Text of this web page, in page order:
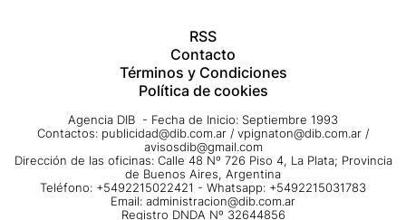
RSS
Contacto
Términos y Condiciones
Política de cookies
Agencia DIB - Fecha de Inicio: Septiembre 1993
Contactos: publicidad@dib.com.ar / vpignaton@dib.com.ar /
avisosdib@gmail.com
Dirección de las oficinas: Calle 48 Nº 726 Piso 4, La Plata; Provincia
de Buenos Aires, Argentina
Teléfono: +5492215022421 - Whatsapp: +5492215031783
Email: administracion@dib.com.ar
Registro DNDA Nº 32644856